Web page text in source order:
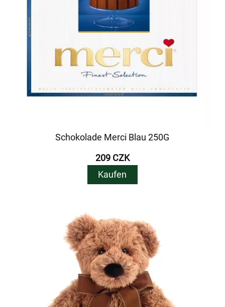
Schokolade Merci Blau 250G
209 CZK
Kaufen